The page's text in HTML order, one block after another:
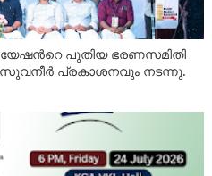
പുതിയ ഭരണസമിതി
സുവനീർ പ്രകാശനവും നടന്നു.